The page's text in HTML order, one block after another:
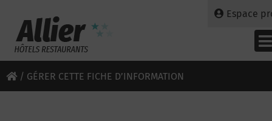
Espace
/ GÉRER CETTE FICHE D’INFORMATION